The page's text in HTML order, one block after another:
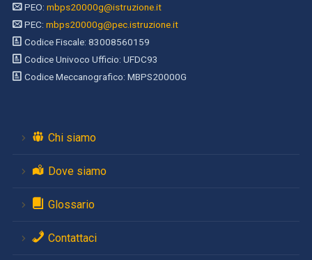
PEO: mbps20000g@istruzione.it
PEC: mbps20000g@pec.istruzione.it
Codice Fiscale: 83008560159
Codice Univoco Ufficio: UFDC93
Codice Meccanografico: MBPS20000G
Chi siamo
Dove siamo
Glossario
Contattaci